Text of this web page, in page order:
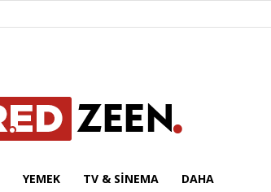
YEMEK TV & SINEMA DAHA